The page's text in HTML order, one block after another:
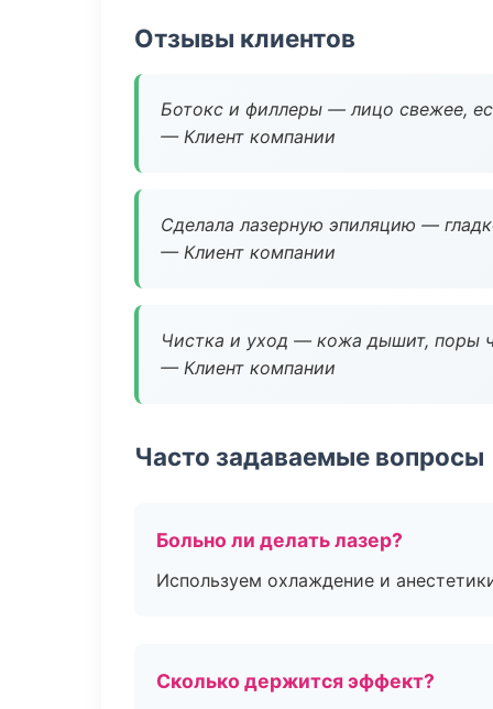
Отзывы клиентов
Ботокс и филлеры — лицо свежее,
— Клиент компании
Сделала лазерную эпиляцию —
— Клиент компании
Чистка и уход — кожа дышит, поры
— Клиент компании
Часто задаваемые вопросы
Больно ли делать лазер?
Используем охлаждение и
Сколько держится эффект?